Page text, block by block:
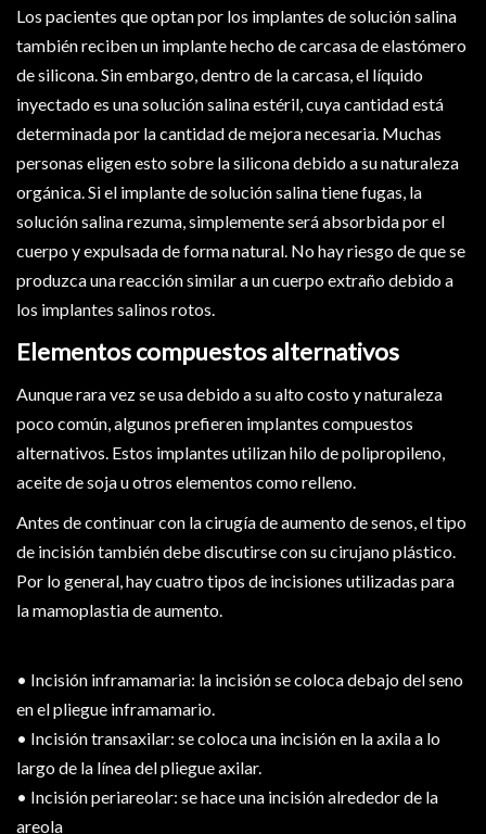
Los pacientes que optan por los implantes de solución salina
también reciben un implante hecho de carcasa de elastómero
de silicona. Sin embargo, dentro de la carcasa, el líquido
inyectado es una solución salina estéril, cuya cantidad está
determinada por la cantidad de mejora necesaria. Muchas
personas eligen esto sobre la silicona debido a su naturaleza
orgánica. Si el implante de solución salina tiene fugas, la
solución salina rezuma, simplemente será absorbida por el
cuerpo y expulsada de forma natural. No hay riesgo de que se
produzca una reacción similar a un cuerpo extraño debido a
los implantes salinos rotos.
Elementos compuestos alternativos
Aunque rara vez se usa debido a su alto costo y naturaleza
poco común, algunos prefieren implantes compuestos
alternativos. Estos implantes utilizan hilo de polipropileno,
aceite de soja u otros elementos como relleno.
Antes de continuar con la cirugía de aumento de senos, el tipo
de incisión también debe discutirse con su cirujano plástico.
Por lo general, hay cuatro tipos de incisiones utilizadas para
la mamoplastia de aumento.
• Incisión inframamaria: la incisión se coloca debajo del seno
en el pliegue inframamario.
• Incisión transaxilar: se coloca una incisión en la axila a lo
largo de la línea del pliegue axilar.
• Incisión periareolar: se hace una incisión alrededor de la
areola